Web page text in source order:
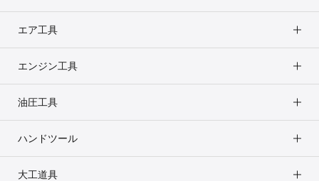
エア工具
エンジン工具
油圧工具
ハンドツール
大工道具